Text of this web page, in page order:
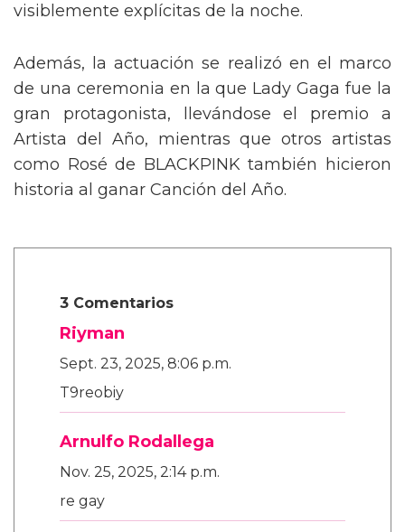
visiblemente explícitas de la noche.
Además, la actuación se realizó en el marco
de una ceremonia en la que Lady Gaga fue la
gran protagonista, llevándose el premio a
Artista del Año, mientras que otros artistas
como Rosé de BLACKPINK también hicieron
historia al ganar Canción del Año.
3 Comentarios
Riyman
Sept. 23, 2025, 8:06 p.m.
T9reobiy
Arnulfo Rodallega
Nov. 25, 2025, 2:14 p.m.
re gay